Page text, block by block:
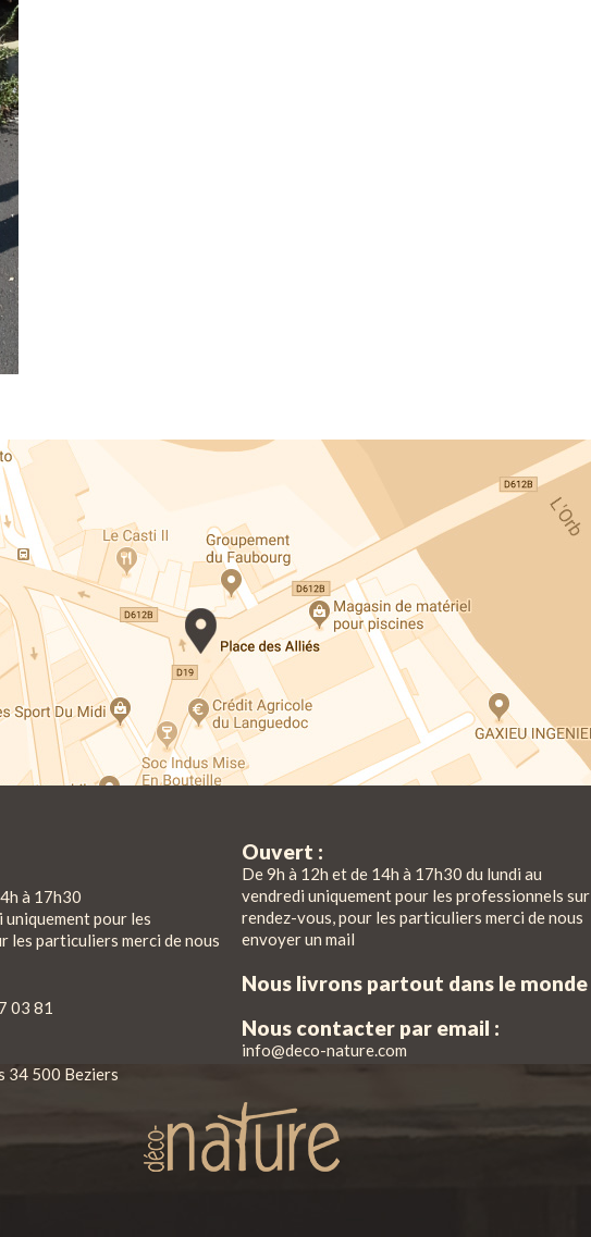
à 17h30
uniquement pour les
les particuliers merci de nous
03 81
34 500 Beziers
Ouvert :
De 9h à 12h et de 14h à 17h30 du lundi au
vendredi uniquement pour les professionnels sur
rendez-vous, pour les particuliers merci de nous
envoyer un mail
Nous livrons partout dans le monde
Nous contacter par email :
info@deco-nature.com